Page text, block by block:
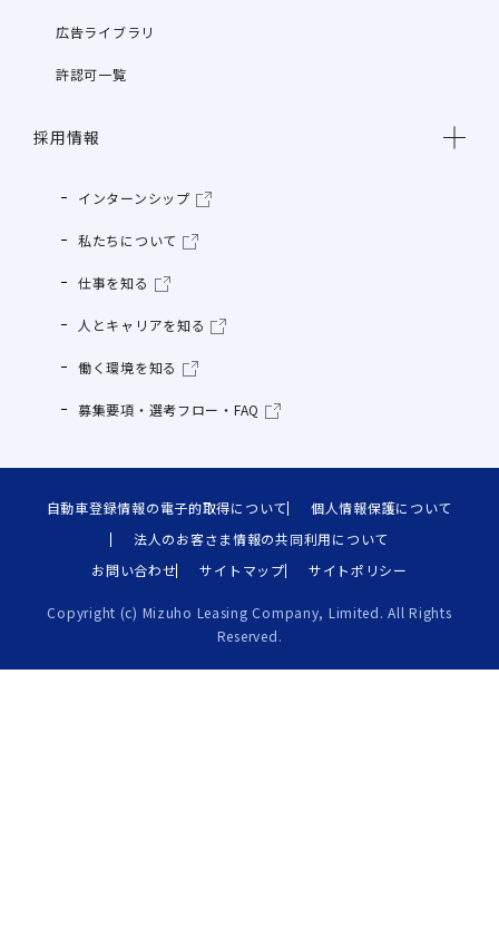
広告ライブラリ
許認可一覧
採用情報
インターンシップ
私たちについて
仕事を知る
人とキャリアを知る
働く環境を知る
募集要項・選考フロー・FAQ
自動車登録情報の電子的取得について
個人情報保護について
法人のお客さま情報の共同利用について
お問い合わせ
サイトマップ サイトポリシー
Copyright (c) Mizuho Leasing Company, Limited. All Rights
Reserved.